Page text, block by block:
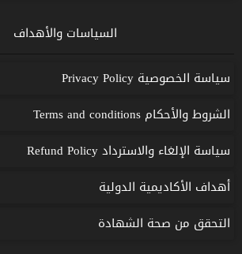
السياسات والأهداف
سياسة الخصوصية Privacy Policy
الشروط والأحكام Terms and conditions
سياسة الإلغاء والاسترداد Refund Policy
أهداف الأكاديمية الدولية
التحقق من صحة الشهادة